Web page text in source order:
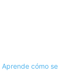
Aprende cómo se